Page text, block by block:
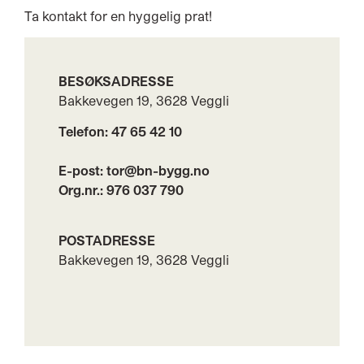
Ta kontakt for en hyggelig prat!
BESØKSADRESSE
Bakkevegen 19, 3628 Veggli
Telefon: 47 65 42 10
E-post: tor@bn-bygg.no
Org.nr.: 976 037 790
POSTADRESSE
Bakkevegen 19, 3628 Veggli